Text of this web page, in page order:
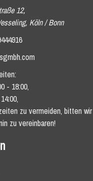
12,
Köln / Bonn
- 18:00,
zu vermeiden, bitten
zu vereinbaren!